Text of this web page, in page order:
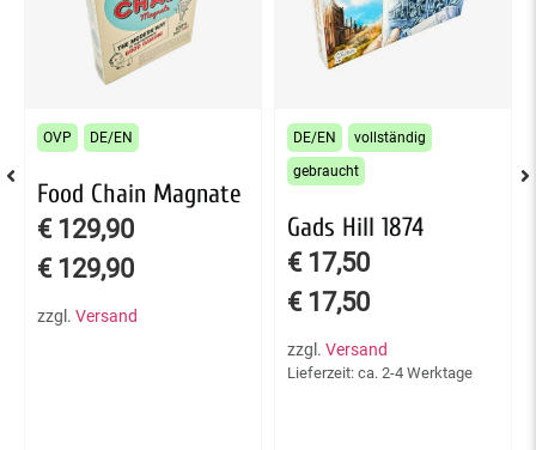
Food Chain Magnate
€ 129,90
€ 129,90
zzgl. Versand
OVP DE/EN
Gads Hill 1874
€ 17,50
€ 17,50
zzgl. Versand
Lieferzeit: ca. 2-4 Werktage
DE/EN
vollständig
gebraucht